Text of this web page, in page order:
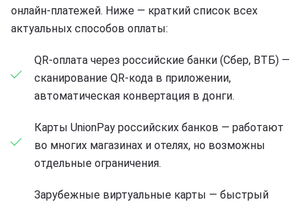
онлайн-платежей. Ниже — краткий список всех
актуальных способов оплаты:
QR-оплата через российские банки (Сбер, ВТБ) —
сканирование QR-кода в приложении,
автоматическая конвертация в донги.
Карты UnionPay российских банков — работают
во многих магазинах и отелях, но возможны
отдельные ограничения.
Зарубежные виртуальные карты — быстрый